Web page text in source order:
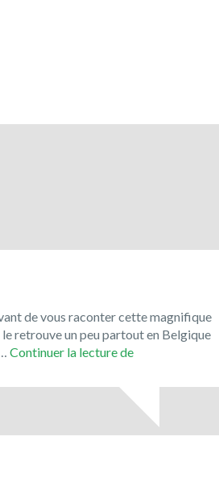
de vous raconter cette magnifique
le retrouve un peu partout en Belgique
Continuer la lecture deLe
Solnhofen,
la
pierre
de